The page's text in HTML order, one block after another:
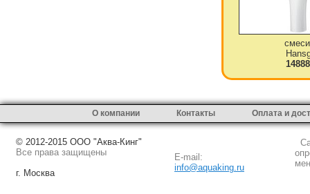
О компании Контакты Оплата и
© 2012-2015 ООО "Аква-Кинг"
Все права защищены
г. Москва
E-mail:
info@aquaking.ru